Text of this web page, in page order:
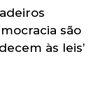
são
às leis’